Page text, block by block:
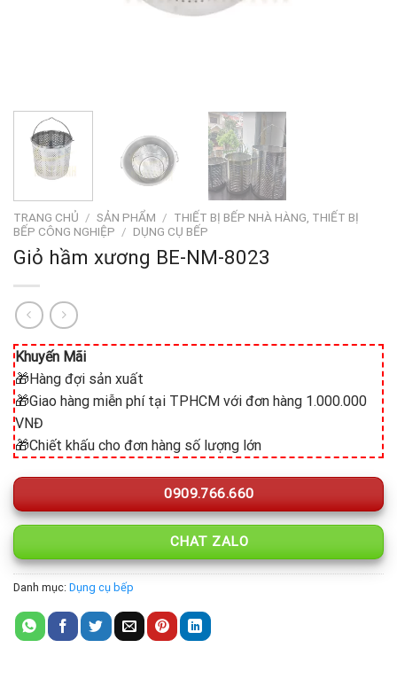
TRANG CHỦ / SẢN PHẨM / THIẾT BỊ BẾP NHÀ HÀNG, THIẾT BỊ
BẾP CÔNG NGHIỆP / DỤNG CỤ BẾP
Giỏ hầm xương BE-NM-8023
Khuyến Mãi
🎁Hàng đợi sản xuất
🎁Giao hàng miễn phí tại TPHCM với đơn hàng 1.000.000
VNĐ
🎁Chiết khấu cho đơn hàng số lượng lớn
0909.766.660
CHAT ZALO
Danh mục: Dụng cụ bếp